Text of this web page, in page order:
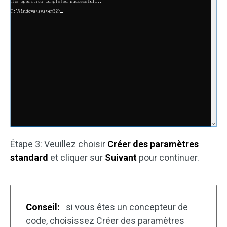
Étape 3: Veuillez choisir Créer des paramètres
standard et cliquer sur Suivant pour continuer.
Conseil:
si vous êtes un concepteur de
code, choisissez Créer des paramètres